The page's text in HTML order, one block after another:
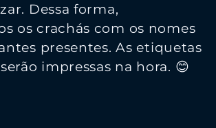
Dessa forma,
os crachás com os nomes
presentes. As etiquetas
impressas na hora. 😊